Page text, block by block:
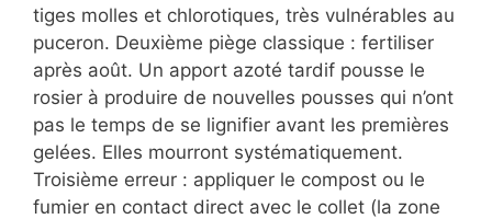
tiges molles et chlorotiques, très vulnérables au
puceron. Deuxième piège classique : fertiliser
après août. Un apport azoté tardif pousse le
rosier à produire de nouvelles pousses qui n’ont
pas le temps de se lignifier avant les premières
gelées. Elles mourront systématiquement.
Troisième erreur : appliquer le compost ou le
fumier en contact direct avec le collet (la zone